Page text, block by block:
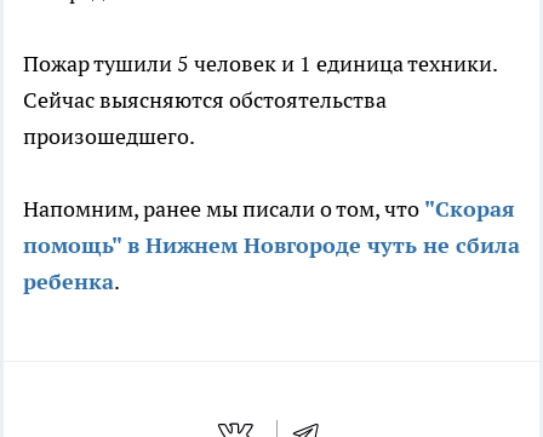
Пожар тушили 5 человек и 1 единица техники.
Сейчас выясняются обстоятельства
произошедшего.
Напомним, ранее мы писали о том, что "Скорая
помощь" в Нижнем Новгороде чуть не сбила
ребенка.